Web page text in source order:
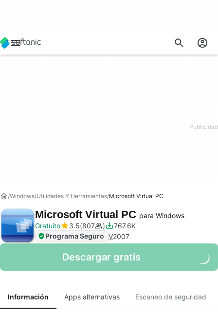
Windows Utilidades Y Herramientas Microsoft Virtual PC
Microsoft Virtual PC para Windows
Gratuito
3.5 807
767.6K
Programa Seguro V2007
Descargar gratis
Información Apps alternativas Escaneo de seguridad